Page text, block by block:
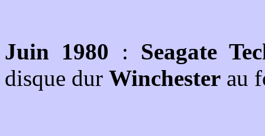
Juin 1980 : Seagate
disque dur Winchester au